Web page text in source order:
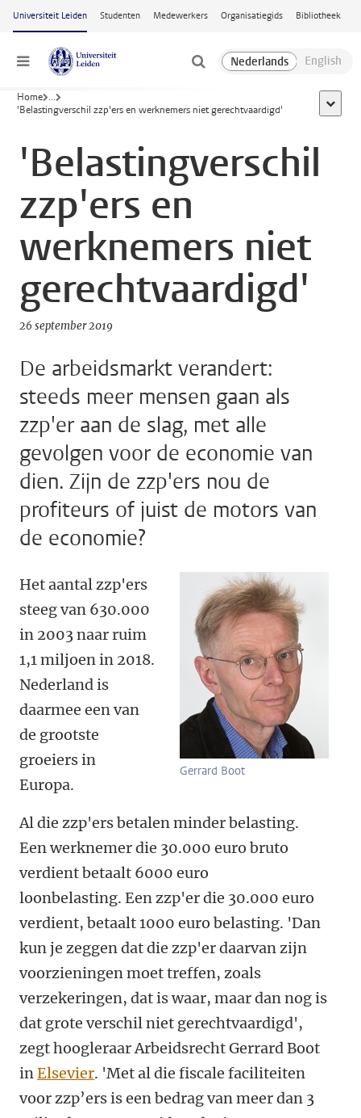
Ga naar hoofdinhoud
Universiteit Leiden Studenten Medewerkers Organisatiegids Bibliotheek
Menu
Home ...
'Belastingverschil zzp'ers en werknemers niet gerechtvaardigd'
toon
'Belastingverschil
zzp'ers en
werknemers niet
gerechtvaardigd'
26 september 2019
De arbeidsmarkt verandert:
steeds meer mensen gaan als
zzp'er aan de slag, met alle
gevolgen voor de economie van
dien. Zijn de zzp'ers nou de
profiteurs of juist de motors van
de economie?
Gerrard Boot
Het aantal zzp'ers
steeg van 630.000
in 2003 naar ruim
1,1 miljoen in 2018.
Nederland is
daarmee een van
de grootste
groeiers in
Europa.
Al die zzp'ers betalen minder belasting.
Een werknemer die 30.000 euro bruto
verdient betaalt 6000 euro
loonbelasting. Een zzp'er die 30.000 euro
verdient, betaalt 1000 euro belasting. 'Dan
kun je zeggen dat die zzp'er daarvan zijn
voorzieningen moet treffen, zoals
verzekeringen, dat is waar, maar dan nog is
dat grote verschil niet gerechtvaardigd',
zegt hoogleraar Arbeidsrecht Gerrard Boot
inElsevier. 'Met al die fiscale faciliteiten
voor zzp’ers is een bedrag van meer dan 3